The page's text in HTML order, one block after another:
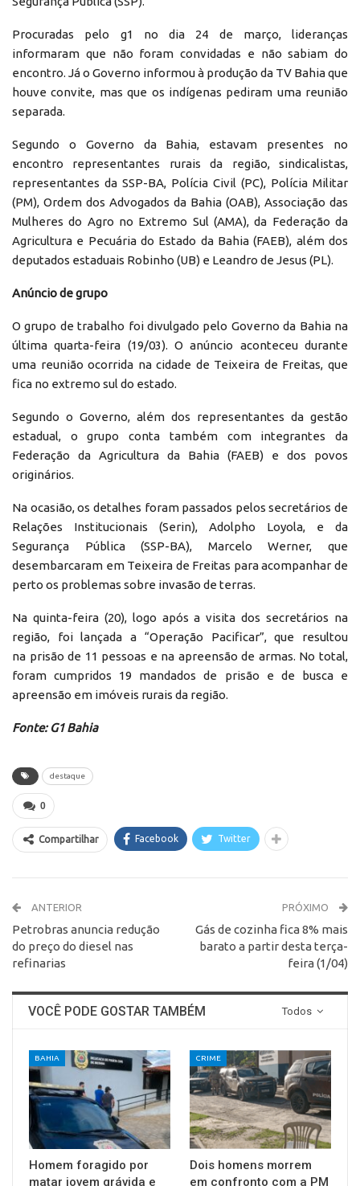
Procuradas pelo g1 no dia 24 de março, lideranças
informaram que não foram convidadas e não sabiam do
encontro. Já o Governo informou à produção da TV Bahia que
houve convite, mas que os indígenas pediram uma reunião
separada.
Segundo o Governo da Bahia, estavam presentes no
encontro representantes rurais da região, sindicalistas,
representantes da SSP-BA, Polícia Civil (PC), Polícia Militar
(PM), Ordem dos Advogados da Bahia (OAB), Associação das
Mulheres do Agro no Extremo Sul (AMA), da Federação da
Agricultura e Pecuária do Estado da Bahia (FAEB), além dos
deputados estaduais Robinho (UB) e Leandro de Jesus (PL).
Anúncio de grupo
O grupo de trabalho foi divulgado pelo Governo da Bahia na
última quarta-feira (19/03). O anúncio aconteceu durante
uma reunião ocorrida na cidade de Teixeira de Freitas, que
fica no extremo sul do estado.
Segundo o Governo, além dos representantes da gestão
estadual, o grupo conta também com integrantes da
Federação da Agricultura da Bahia (FAEB) e dos povos
originários.
Na ocasião, os detalhes foram passados pelos secretários de
Relações Institucionais (Serin), Adolpho Loyola, e da
Segurança Pública (SSP-BA), Marcelo Werner, que
desembarcaram em Teixeira de Freitas para acompanhar de
perto os problemas sobre invasão de terras.
Na quinta-feira (20), logo após a visita dos secretários na
região, foi lançada a “Operação Pacificar”, que resultou
na prisão de 11 pessoas e na apreensão de armas. No total,
foram cumpridos 19 mandados de prisão e de busca e
apreensão em imóveis rurais da região.
Fonte: G1 Bahia
destaque
0
Compartilhar Facebook Twitter
ANTERIOR
Petrobras anuncia redução
do preço do diesel nas
refinarias
PRÓXIMO
Gás de cozinha fica 8% mais
barato a partir desta terça-
feira (1/04)
Todos
VOCÊ PODE GOSTAR TAMBÉM
BAHIA
Homem foragido por
matar jovem grávida e
CRIME
Dois homens morrem
em confronto com a PM